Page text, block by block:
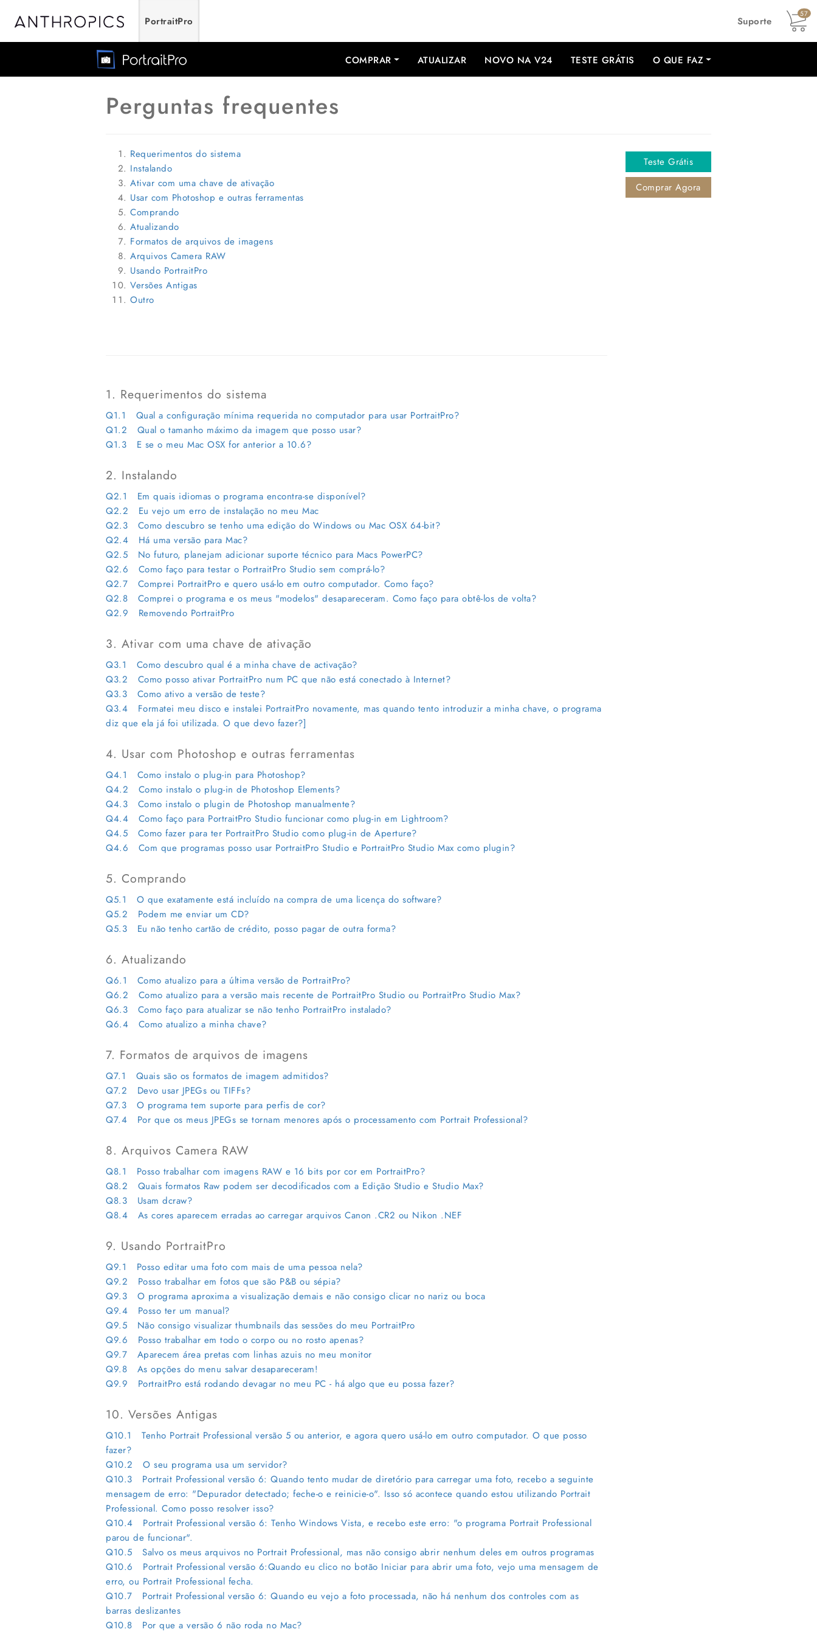
PortraitPro Suporte
57
COMPRAR ATUALIZAR NOVO NA V24 TESTE GRÁTIS O QUE FAZ
Perguntas frequentes
Requerimentos do sistema
Instalando
Ativar com uma chave de ativação
Usar com Photoshop e outras ferramentas
Comprando
Atualizando
Formatos de arquivos de imagens
Arquivos Camera RAW
Usando PortraitPro
Versões Antigas
Outro
1. Requerimentos do sistema
Q1.1 Qual a configuração mínima requerida no computador para usar PortraitPro?
Q1.2 Qual o tamanho máximo da imagem que posso usar?
Q1.3 E se o meu Mac OSX for anterior a 10.6?
2. Instalando
Q2.1 Em quais idiomas o programa encontra-se disponível?
Q2.2 Eu vejo um erro de instalação no meu Mac
Q2.3 Como descubro se tenho uma edição do Windows ou Mac OSX 64-bit?
Q2.4 Há uma versão para Mac?
Q2.5 No futuro, planejam adicionar suporte técnico para Macs PowerPC?
Q2.6 Como faço para testar o PortraitPro Studio sem comprá-lo?
Q2.7 Comprei PortraitPro e quero usá-lo em outro computador. Como faço?
Q2.8 Comprei o programa e os meus "modelos" desapareceram. Como faço para obtê-los de volta?
Q2.9 Removendo PortraitPro
3. Ativar com uma chave de ativação
Q3.1 Como descubro qual é a minha chave de activação?
Q3.2 Como posso ativar PortraitPro num PC que não está conectado à Internet?
Q3.3 Como ativo a versão de teste?
Q3.4 Formatei meu disco e instalei PortraitPro novamente, mas quando tento introduzir a minha chave, o programa
diz que ela já foi utilizada. O que devo fazer?]
4. Usar com Photoshop e outras ferramentas
Q4.1 Como instalo o plug-in para Photoshop?
Q4.2 Como instalo o plug-in de Photoshop Elements?
Q4.3 Como instalo o plugin de Photoshop manualmente?
Q4.4 Como faço para PortraitPro Studio funcionar como plug-in em Lightroom?
Q4.5 Como fazer para ter PortraitPro Studio como plug-in de Aperture?
Q4.6 Com que programas posso usar PortraitPro Studio e PortraitPro Studio Max como plugin?
5. Comprando
Q5.1 O que exatamente está incluído na compra de uma licença do software?
Q5.2 Podem me enviar um CD?
Q5.3 Eu não tenho cartão de crédito, posso pagar de outra forma?
6. Atualizando
Q6.1 Como atualizo para a última versão de PortraitPro?
Q6.2 Como atualizo para a versão mais recente de PortraitPro Studio ou PortraitPro Studio Max?
Q6.3 Como faço para atualizar se não tenho PortraitPro instalado?
Q6.4 Como atualizo a minha chave?
7. Formatos de arquivos de imagens
Q7.1 Quais são os formatos de imagem admitidos?
Q7.2 Devo usar JPEGs ou TIFFs?
Q7.3 O programa tem suporte para perfis de cor?
Q7.4 Por que os meus JPEGs se tornam menores após o processamento com Portrait Professional?
8. Arquivos Camera RAW
Q8.1 Posso trabalhar com imagens RAW e 16 bits por cor em PortraitPro?
Q8.2 Quais formatos Raw podem ser decodificados com a Edição Studio e Studio Max?
Q8.3 Usam dcraw?
Q8.4 As cores aparecem erradas ao carregar arquivos Canon .CR2 ou Nikon .NEF
9. Usando PortraitPro
Q9.1 Posso editar uma foto com mais de uma pessoa nela?
Q9.2 Posso trabalhar em fotos que são P&B ou sépia?
Q9.3 O programa aproxima a visualização demais e não consigo clicar no nariz ou boca
Q9.4 Posso ter um manual?
Q9.5 Não consigo visualizar thumbnails das sessões do meu PortraitPro
Q9.6 Posso trabalhar em todo o corpo ou no rosto apenas?
Q9.7 Aparecem área pretas com linhas azuis no meu monitor
Q9.8 As opções do menu salvar desapareceram!
Q9.9 PortraitPro está rodando devagar no meu PC - há algo que eu possa fazer?
10. Versões Antigas
Q10.1 Tenho Portrait Professional versão 5 ou anterior, e agora quero usá-lo em outro computador. O que posso
fazer?
Q10.2 O seu programa usa um servidor?
Q10.3 Portrait Professional versão 6: Quando tento mudar de diretório para carregar uma foto, recebo a seguinte
mensagem de erro: "Depurador detectado; feche-o e reinicie-o". Isso só acontece quando estou utilizando Portrait
Professional. Como posso resolver isso?
Q10.4 Portrait Professional versão 6: Tenho Windows Vista, e recebo este erro: "o programa Portrait Professional
parou de funcionar".
Q10.5 Salvo os meus arquivos no Portrait Professional, mas não consigo abrir nenhum deles em outros programas
Q10.6 Portrait Professional versão 6:Quando eu clico no botão Iniciar para abrir uma foto, vejo uma mensagem de
erro, ou Portrait Professional fecha.
Q10.7 Portrait Professional versão 6: Quando eu vejo a foto processada, não há nenhum dos controles com as
barras deslizantes
Q10.8 Por que a versão 6 não roda no Mac?
Teste Grátis
Comprar Agora